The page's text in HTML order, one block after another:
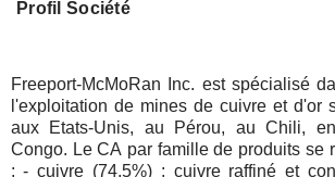
Profil Société
Freeport-McMoRan Inc. est spécialisé
l'exploitation de mines de cuivre et d'or
aux Etats-Unis, au Pérou, au Chili,
Congo. Le CA par famille de produits se
: - cuivre (74,5%) : cuivre raffiné et concentrés de cuivre